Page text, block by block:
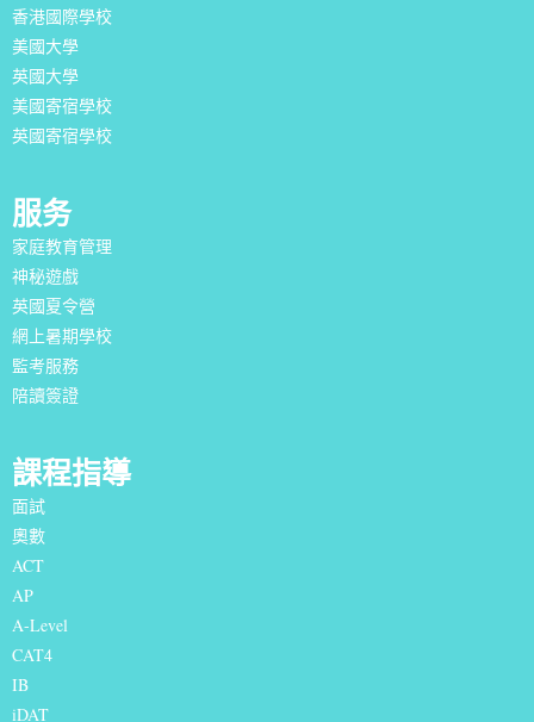
香港國際學校
美國大學
英國大學
美國寄宿學校
英國寄宿學校
服务
家庭教育管理
神秘遊戲
英國夏令營
網上暑期學校
監考服務
陪讀簽證
課程指導
面試
奧數
ACT
AP
A-Level
CAT4
IB
iDAT